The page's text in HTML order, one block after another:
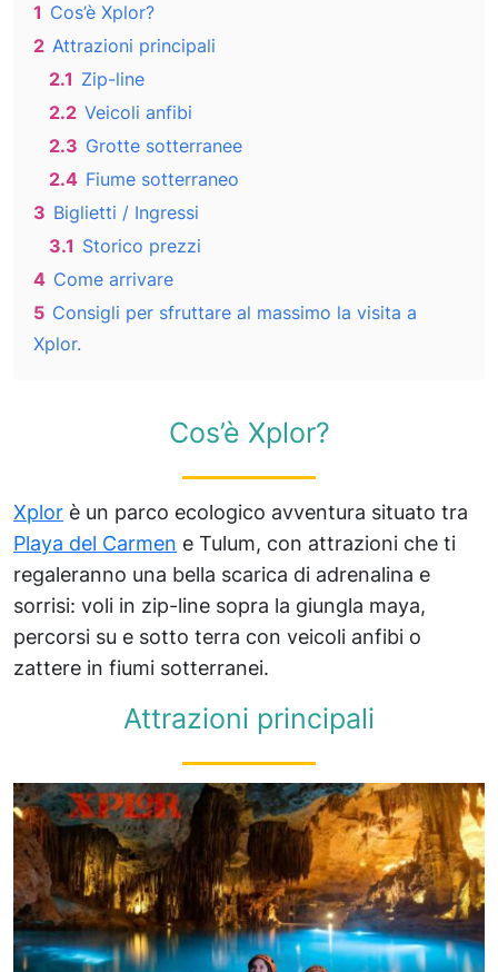
1 Cos’è Xplor?
2 Attrazioni principali
2.1 Zip-line
2.2 Veicoli anfibi
2.3 Grotte sotterranee
2.4 Fiume sotterraneo
3 Biglietti / Ingressi
3.1 Storico prezzi
4 Come arrivare
5 Consigli per sfruttare al massimo la visita a
Xplor.
Cos’è Xplor?
Xplor è un parco ecologico avventura situato tra
Playa del Carmen e Tulum, con attrazioni che ti
regaleranno una bella scarica di adrenalina e
sorrisi: voli in zip-line sopra la giungla maya,
percorsi su e sotto terra con veicoli anfibi o
zattere in fiumi sotterranei.
Attrazioni principali